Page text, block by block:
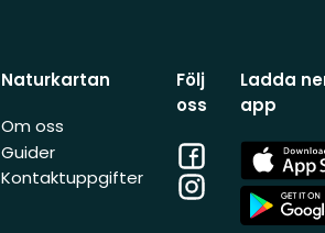
Naturkartan
Om oss
Guider
Kontaktuppgifter
Följ
oss
Facebook
Instagram
Ladda
app
App
Store
App
Store